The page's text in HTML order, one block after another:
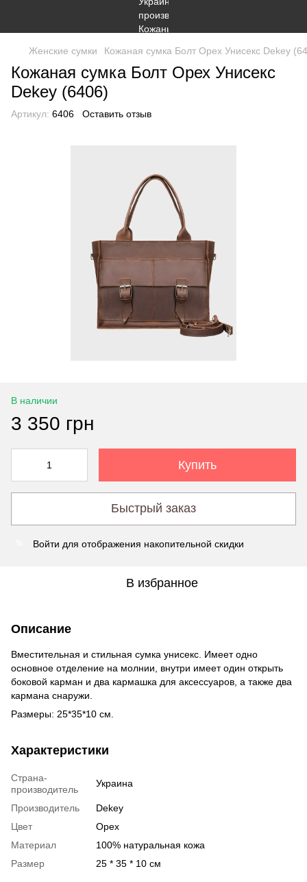
Женские сумки Кожаная сумка Болт Орех Унисекс Dekey
Кожаная сумка Болт Орех Унисекс
Dekey (6406)
Артикул: 6406 Оставить отзыв
В наличии
3 350 грн
Купить
Быстрый заказ
Войти для отображения накопительной скидки
В избранное
Описание
Вместительная и стильная сумка унисекс. Имеет одно
основное отделение на молнии, внутри имеет один открыть
боковой карман и два кармашка для аксессуаров, а также два
кармана снаружи.
Размеры: 25*35*10 см.
Характеристики
Страна-
производитель
Украина
Производитель
Dekey
Цвет
Орех
Материал
100% натуральная кожа
Размер
25 * 35 * 10 см